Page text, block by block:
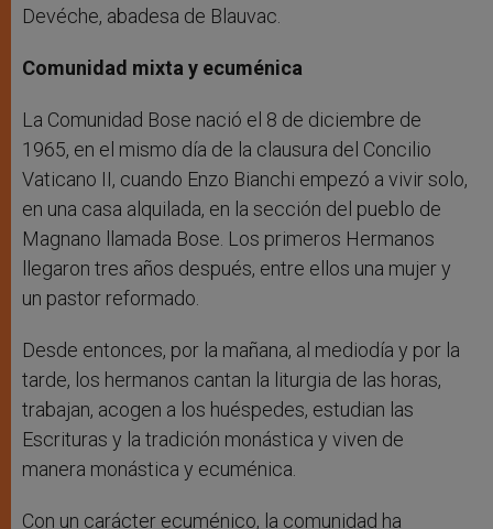
Devéche, abadesa de Blauvac.
Comunidad mixta y ecuménica
La Comunidad Bose nació el 8 de diciembre de
1965, en el mismo día de la clausura del Concilio
Vaticano II, cuando Enzo Bianchi empezó a vivir solo,
en una casa alquilada, en la sección del pueblo de
Magnano llamada Bose. Los primeros Hermanos
llegaron tres años después, entre ellos una mujer y
un pastor reformado.
Desde entonces, por la mañana, al mediodía y por la
tarde, los hermanos cantan la liturgia de las horas,
trabajan, acogen a los huéspedes, estudian las
Escrituras y la tradición monástica y viven de
manera monástica y ecuménica.
Con un carácter ecuménico, la comunidad ha